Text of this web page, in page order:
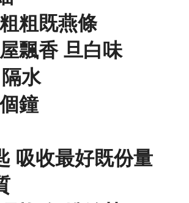
粗既燕條
飄香 旦白味
水
鐘
吸收最好既份量